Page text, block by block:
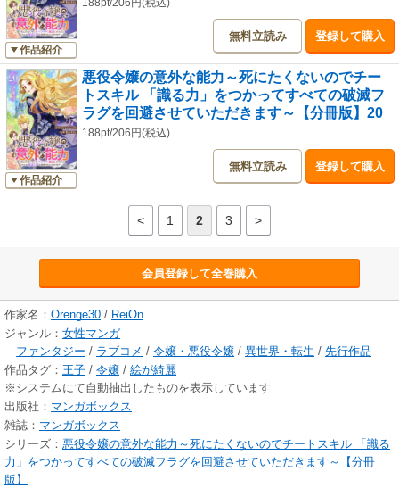
作品紹介
無料立読み 登録して購入
作品紹介
悪役令嬢の意外な能力～死にたくないのでチー
トスキル 「識る力」をつかってすべての破滅フ
ラグを回避させていただきます～【分冊版】20
188pt/206円(税込)
無料立読み 登録して購入
< 1 2 3 >
会員登録して全巻購入
作家名： Orenge30 / ReiOn
ジャンル： 女性マンガ
ファンタジー / ラブコメ / 令嬢・悪役令嬢 / 異世界・転生 / 先行作品
作品タグ： 王子 / 令嬢 / 絵が綺麗
※システムにて自動抽出したものを表示しています
出版社： マンガボックス
雑誌： マンガボックス
シリーズ： 悪役令嬢の意外な能力～死にたくないのでチートスキル 「識る
力」をつかってすべての破滅フラグを回避させていただきます～【分冊
版】